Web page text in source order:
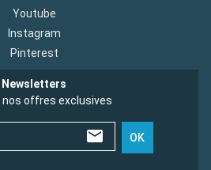
Youtube
Instagram
Pinterest
Newsletters
nos offres exclusives
OK